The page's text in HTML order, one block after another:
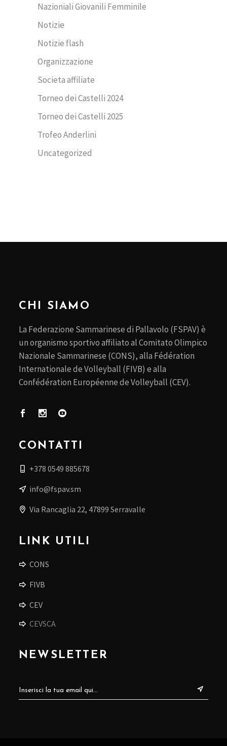
Nazioniali Giovanili Femminile
Notizie
Notizie flash
Organizzazione
Societa affiliate
Torneo dei Castelli 2024
Torneo dei Castelli 2025
Trofeo Anderlini
Uncategorized
CHI SIAMO
La Federazione Sammarinese di Pallavolo (FSPAV) è
un organismo sportivo affiliato al Comitato Olimpico
Nazionale Sammarinese (CONS), alla Fédération
Internationale de Volleyball (FIVB) e alla
Confédération Européenne de Volleyball (CEV).
CONTATTI
+378 0549 885678
info@fspav.sm
Via Rancaglia 22, 47899 Serravalle
LINK UTILI
CONS
FIVB
CEV
CEVSCA
NEWSLETTER